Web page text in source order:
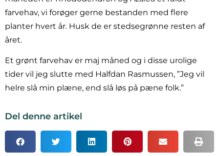
farvehav, vi forøger gerne bestanden med flere
planter hvert år. Husk de er stedsegrønne resten af
året.
Et grønt farvehav er maj måned og i disse urolige
tider vil jeg slutte med Halfdan Rasmussen, ”Jeg vil
helre slå min plæne, end slå løs på pæne folk.”
Del denne artikel